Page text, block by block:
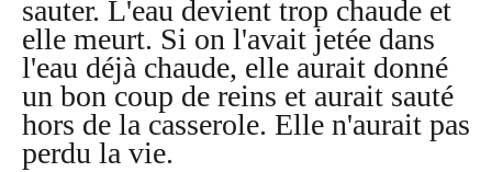
sauter. L'eau devient trop chaude et
elle meurt. Si on l'avait jetée dans
l'eau déjà chaude, elle aurait donné
un bon coup de reins et aurait sauté
hors de la casserole. Elle n'aurait pas
perdu la vie.